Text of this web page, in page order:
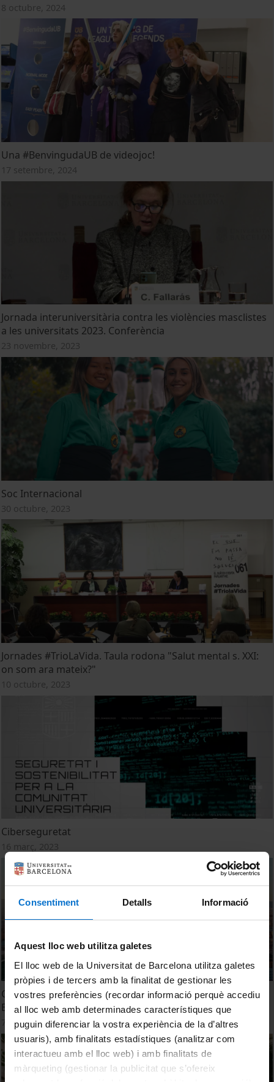
Consentiment Detalls Informació
Aquest lloc web utilitza galetes
El lloc web de la Universitat de Barcelona utilitza galetes
pròpies i de tercers amb la finalitat de gestionar les
vostres preferències (recordar informació perquè accediu
al lloc web amb determinades característiques que
puguin diferenciar la vostra experiència de la d’altres
usuaris), amb finalitats estadístiques (analitzar com
interactueu amb el lloc web) i amb finalitats de
màrqueting (gestionar la publicitat que s’ofereix
8 octubre, 2024
Una #BenvingudaUB de videojoc!
17 setembre, 2024
Jornada interuniversitària contra les violències masclistes
a les universitats 2023. Conferència
23 novembre, 2023
Soc Internacional
30 octubre, 2023
Jornades #TrioLaVida. Taula rodona "Salut mental s. XXI:
on som ara mateix?"
10 octubre, 2023
Ciberseguretat
16 març, 2023
CHARM-EU Knowledge Creating Team Hackathon in
Barcelona
7 novembre, 2022